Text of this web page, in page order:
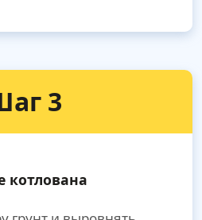
3
котлована